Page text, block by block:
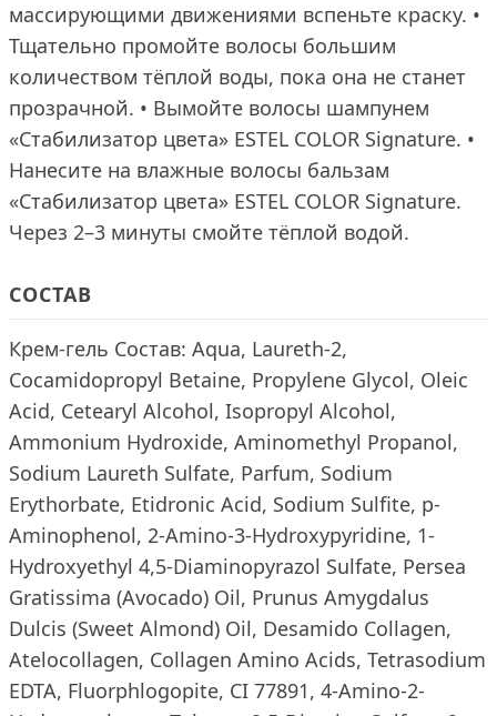
массирующими движениями вспеньте краску. •
Тщательно промойте волосы большим
количеством тёплой воды, пока она не станет
прозрачной. • Вымойте волосы шампунем
«Стабилизатор цвета» ESTEL COLOR Signature. •
Нанесите на влажные волосы бальзам
«Стабилизатор цвета» ESTEL COLOR Signature.
Через 2–3 минуты смойте тёплой водой.
СОСТАВ
Крем-гель Состав: Aqua, Laureth-2,
Cocamidopropyl Betaine, Propylene Glycol, Oleic
Acid, Cetearyl Alcohol, Isopropyl Alcohol,
Ammonium Hydroxide, Aminomethyl Propanol,
Sodium Laureth Sulfate, Parfum, Sodium
Erythorbate, Etidronic Acid, Sodium Sulfite, p-
Aminophenol, 2-Amino-3-Hydroxypyridine, 1-
Hydroxyethyl 4,5-Diaminopyrazol Sulfate, Persea
Gratissima (Avocado) Oil, Prunus Amygdalus
Dulcis (Sweet Almond) Oil, Desamido Collagen,
Atelocollagen, Collagen Amino Acids, Tetrasodium
EDTA, Fluorphlogopite, CI 77891, 4-Amino-2-